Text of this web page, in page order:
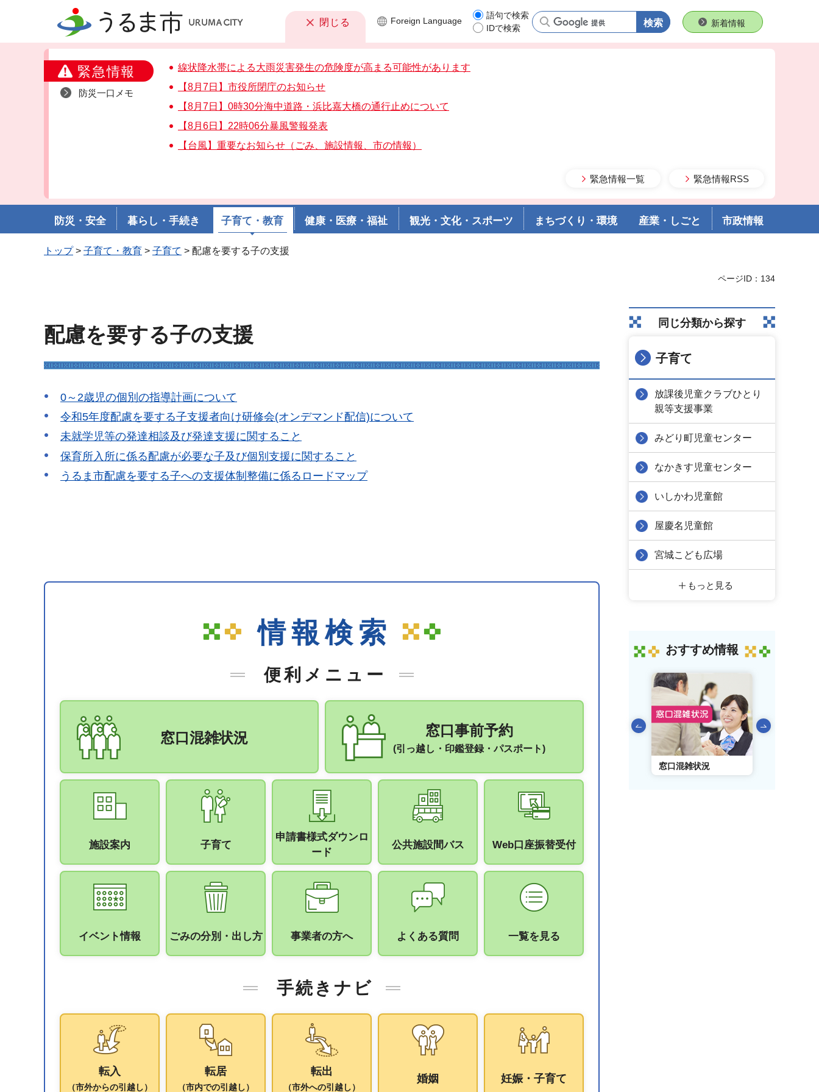
うるま市 閉じる
緊急情報
防災一口メモ
線状降水帯による大雨災害発生の危険度が高まる可能性があります
【8月7日】市役所閉庁のお知らせ
【8月7日】0時30分海中道路・浜比嘉大橋の通行止めについて
【8月6日】22時06分暴風警報発表
【台風】重要なお知らせ（ごみ、施設情報、市の情報）
緊急情報一覧 緊急情報RSS
Foreign Language
語句で検索
IDで検索
語句で検索新着情報
防災・安全 暮らし・手続き 子育て・教育 健康・医療・福祉 観光・文化・スポーツ まちづくり・環境 産業・しごと 市政情報
トップ> 子育て・教育 > 子育て > 配慮を要する子の支援
ページID：134
配慮を要する子の支援
0～2歳児の個別の指導計画について
令和5年度配慮を要する子支援者向け研修会(オンデマンド配信)について
未就学児等の発達相談及び発達支援に関すること
保育所入所に係る配慮が必要な子及び個別支援に関すること
うるま市配慮を要する子への支援体制整備に係るロードマップ
情報検索
便利メニュー
窓口混雑状況 窓口事前予約
(引っ越し・印鑑登録・パスポート)
施設案内 子育て
申請書様式ダウンロ
ード
公共施設間バス Web口座振替受付
イベント情報 ごみの分別・出し方 事業者の方へ よくある質問 一覧を見る
手続きナビ
転入
（市外からの引越し）
転居
（市内での引越し）
転出
（市外への引越し）
婚姻 妊娠・子育て
同じ分類から探す
子育て
放課後児童クラブひとり
親等支援事業
みどり町児童センター
なかきす児童センター
いしかわ児童館
屋慶名児童館
宮城こども広場
もっと見る
おすすめ情報
前のスライドを表示
窓口混雑状況